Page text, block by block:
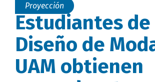
Proyección
Estudiantes de
Diseño de
UAM obtienen